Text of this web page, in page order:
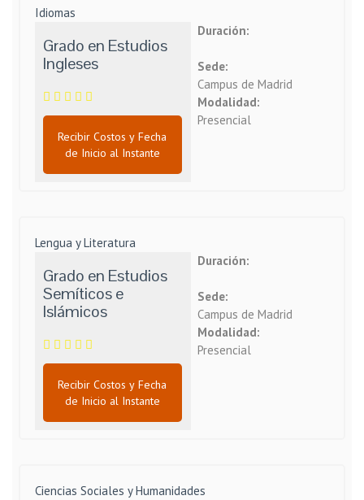
Idiomas
Grado en Estudios
Ingleses
Recibir Costos y Fecha
de Inicio al Instante
Duración:
Sede:
Campus de Madrid
Modalidad:
Presencial
Lengua y Literatura
Grado en Estudios
Semíticos e
Islámicos
Recibir Costos y Fecha
de Inicio al Instante
Duración:
Sede:
Campus de Madrid
Modalidad:
Presencial
Ciencias Sociales y Humanidades